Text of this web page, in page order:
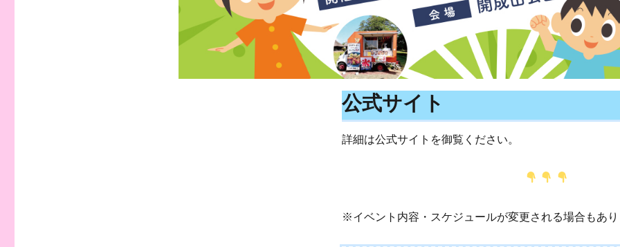
公式サイト
詳細は公式サイトを御覧ください。
※イベント内容・スケジュールが変更される場合もあ